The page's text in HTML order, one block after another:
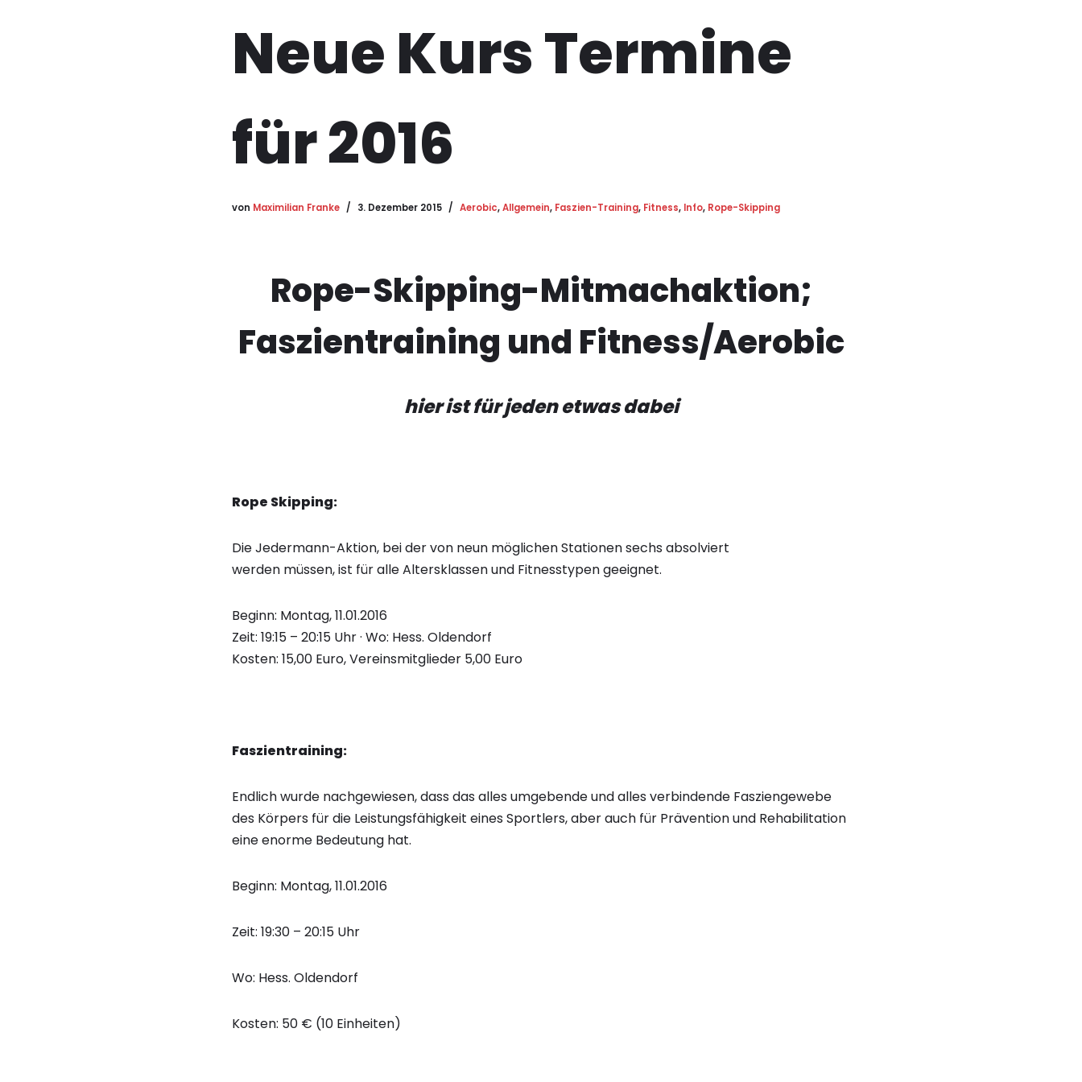
Neue Kurs Termine
für 2016
von Maximilian Franke 3. Dezember 2015 Aerobic,Allgemein, Faszien-Training, Fitness, Info, Rope-Skipping
Rope-Skipping-Mitmachaktion;
Faszientraining und Fitness/Aerobic
hier ist für jeden etwas dabei
Rope Skipping:
Die Jedermann-Aktion, bei der von neun möglichen Stationen sechs absolviert
werden müssen, ist für alle Altersklassen und Fitnesstypen geeignet.
Beginn: Montag, 11.01.2016
Zeit: 19:15 – 20:15 Uhr · Wo: Hess. Oldendorf
Kosten: 15,00 Euro, Vereinsmitglieder 5,00 Euro
Faszientraining:
Endlich wurde nachgewiesen, dass das alles umgebende und alles verbindende Fasziengewebe
des Körpers für die Leistungsfähigkeit eines Sportlers, aber auch für Prävention und Rehabilitation
eine enorme Bedeutung hat.
Beginn: Montag, 11.01.2016
Zeit: 19:30 – 20:15 Uhr
Wo: Hess. Oldendorf
Kosten: 50 € (10 Einheiten)